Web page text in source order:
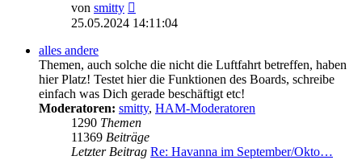
von smitty
Beitrag
25.05.2024 14:11:04
alles andere
Themen, auch solche die nicht die Luftfahrt betreffen, haben
hier Platz! Testet hier die Funktionen des Boards, schreibe
einfach was Dich gerade beschäftigt etc!
Moderatoren: smitty, HAM-Moderatoren
1290 Themen
11369 Beiträge
Letzter Beitrag Re: Havanna im September/Okto…